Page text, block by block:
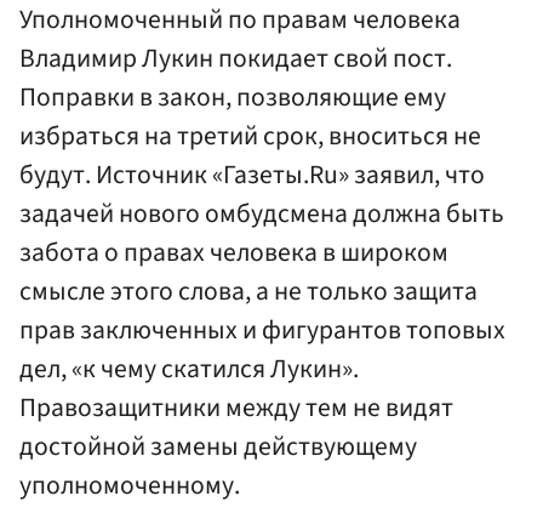
Уполномоченный по правам человека
Владимир Лукин покидает свой пост.
Поправки в закон, позволяющие ему
избраться на третий срок, вноситься не
будут. Источник «Газеты.Ru» заявил, что
задачей нового омбудсмена должна быть
забота о правах человека в широком
смысле этого слова, а не только защита
прав заключенных и фигурантов топовых
дел, «к чему скатился Лукин».
Правозащитники между тем не видят
достойной замены действующему
уполномоченному.